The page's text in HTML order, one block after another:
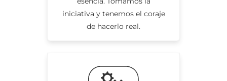
iniciativa y tenemos el coraje
de hacerlo real.